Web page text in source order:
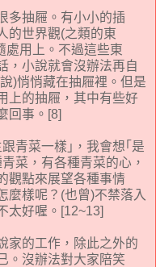
多抽屜。有小小的插
的世界觀(之類的東
處用上。不過這些東
，小說就會沒辦法再自
)悄悄藏在抽屜裡。但是
上的抽屜，其中有些好
回事。[8]
青菜一樣｣，我會想｢是
菜，有各種青菜的心，
觀點來展望各種事情
麼樣呢？(也曾)不禁落入
太好喔。[12~13]
家的工作，除此之外的
。沒辦法對大家陪笑